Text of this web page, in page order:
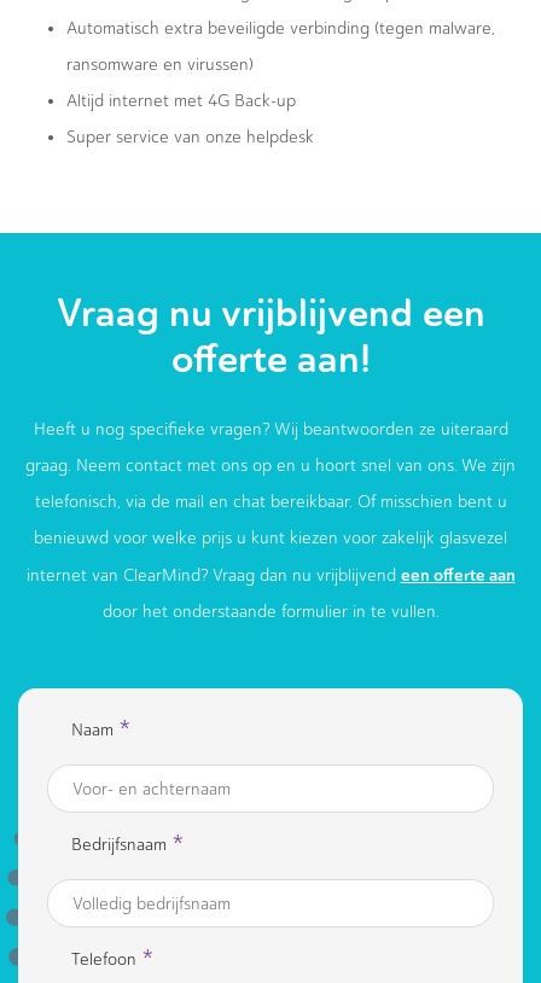
Automatisch extra beveiligde verbinding (tegen malware,
ransomware en virussen)
Altijd internet met 4G Back-up
Super service van onze helpdesk
Vraag nu vrijblijvend een
offerte aan!
Heeft u nog specifieke vragen? Wij beantwoorden ze uiteraard
graag. Neem contact met ons op en u hoort snel van ons. We zijn
telefonisch, via de mail en chat bereikbaar. Of misschien bent u
benieuwd voor welke prijs u kunt kiezen voor zakelijk glasvezel
internet van ClearMind? Vraag dan nu vrijblijvend een offerte aan
door het onderstaande formulier in te vullen.
Naam *
Bedrijfsnaam *
Telefoon *